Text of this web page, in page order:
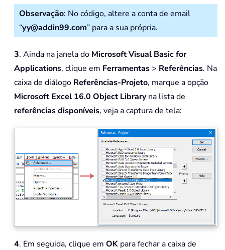
Observação: No código, altere a conta de email
“yy@addin99.com” para a sua própria.
3. Ainda na janela do Microsoft Visual Basic for
Applications, clique em Ferramentas > Referências. Na
caixa de diálogo Referências-Projeto, marque a opção
Microsoft Excel 16.0 Object Libraryna lista de
referências disponíveis, veja a captura de tela:
4. Em seguida, clique em OK para fechar a caixa de